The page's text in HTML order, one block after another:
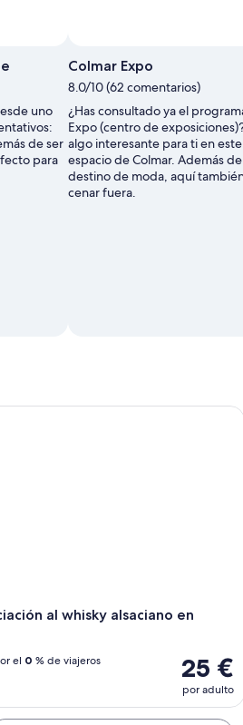
uno
de ser
para
Colmar Expo
8.0/10 (62 comentarios)
¿Has consultado ya el
Expo (centro de
algo interesante para ti en
espacio de Colmar. Además
destino de moda, aquí
cenar fuera.
al whisky alsaciano en
25 €
por adulto
el 0 % de viajeros
al whisky alsaciano en